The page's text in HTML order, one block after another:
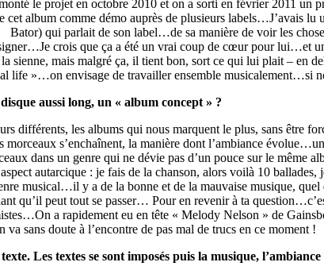
le projet en octobre 2010 et on a sorti en février 2011 un
cet album comme démo auprès de plusieurs labels…J’avais
Bator) qui parlait de son label…de sa manière de voir les
crois que ça a été un vrai coup de cœur pour lui…et
sienne, mais malgré ça, il tient bon, sort ce qui lui plait – en
life »…on envisage de travailler ensemble musicalement…si
aussi long, un « album concept » ?
les albums qui nous marquent le plus, sans être
morceaux s’enchaînent, la manière dont l’ambiance
dans un genre qui ne dévie pas d’un pouce sur le même
autarcique : je fais de la chanson, alors voilà 10
musical…il y a de la bonne et de la mauvaise musique,
qu’il peut tout se passer… Pour en revenir à ta
a rapidement eu en tête « Melody Nelson » de
sans doute à l’encontre de pas mal de trucs en ce moment !
Les textes se sont imposés puis la musique,